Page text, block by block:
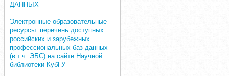
ДАННЫХ
Электронные образовательные
ресурсы: перечень доступных
российских и зарубежных
профессиональных баз данных
(в т.ч. ЭБС) на сайте Научной
библиотеки КубГУ